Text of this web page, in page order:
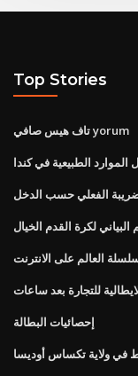
Top Stories
تاف هيس صافي yorum
الطبيعية في كندا
الفعلي حسب الدخل
لكرة القدم الخيال
العالم على الانترنت
للتجارة بعد ساعات
إحصائيات البطالة
في ولاية تكساس أوديسا